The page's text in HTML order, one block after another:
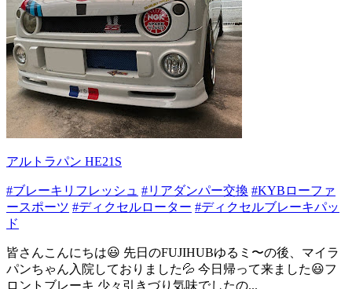
アルトラパン HE21S
#ブレーキリフレッシュ #リアダンパー交換 #KYBローファ
ースポーツ #ディクセルローター #ディクセルブレーキパッ
ド
皆さんこんにちは😃 先日のFUJIHUBゆるミ〜の後、マイラ
パンちゃん入院しておりました💦 今日帰って来ました😃フ
ロントブレーキ 少々引きづり気味でしたの...